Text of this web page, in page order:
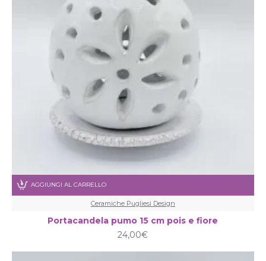
Ceramiche Pugliesi Design
Portacandela pumo 15 cm pois e fiore
24,00€
AGGIUNGI AL CARRELLO